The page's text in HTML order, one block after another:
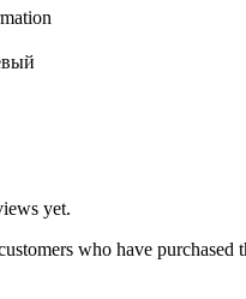
yet.
who have purchased